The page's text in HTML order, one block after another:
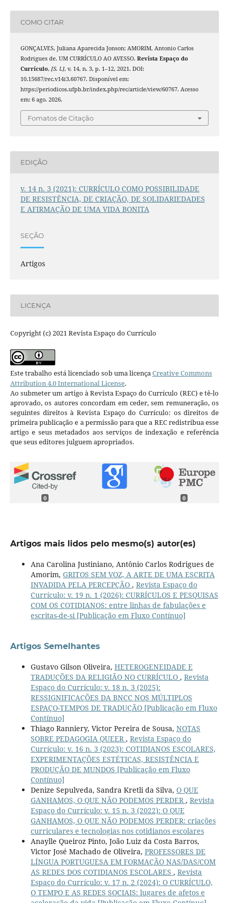
COMO CITAR
GONÇALVES, Juliana Aparecida Jonson; AMORIM, Antonio Carlos
Rodrigues de. UM CURRÍCULO AO AVESSO. Revista Espaço do
Currículo, [S. l.], v. 14, n. 3, p. 1–12, 2021. DOI:
10.15687/rec.v14i3.60767. Disponível em:
https://periodicos.ufpb.br/index.php/rec/article/view/60767. Acesso
em: 6 ago. 2026.
Fomatos de Citação
EDIÇÃO
v. 14 n. 3 (2021): CURRÍCULO COMO POSSIBILIDADE
DE RESISTÊNCIA, DE CRIAÇÃO, DE SOLIDARIEDADES
E AFIRMAÇÃO DE UMA VIDA BONITA
SEÇÃO
Artigos
LICENÇA
Copyright (c) 2021 Revista Espaço do Currículo
Este trabalho está licenciado sob uma licençaCreative Commons
Attribution 4.0 International License.
Ao submeter um artigo à Revista Espaço do Currículo (REC) e tê-lo
aprovado, os autores concordam em ceder, sem remuneração, os
seguintes direitos à Revista Espaço do Currículo: os direitos de
primeira publicação e a permissão para que a REC redistribua esse
artigo e seus metadados aos serviços de indexação e referência
que seus editores julguem apropriados.
0 0
Artigos mais lidos pelo mesmo(s) autor(es)
Ana Carolina Justiniano, Antônio Carlos Rodrigues de
Amorim, GRITOS SEM VOZ, A ARTE DE UMA ESCRITA
INVADIDA PELA PERCEPÇÃO , Revista Espaço do
Currículo: v. 19 n. 1 (2026): CURRÍCULOS E PESQUISAS
COM OS COTIDIANOS: entre linhas de fabulações e
escritas-de-si [Publicação em Fluxo Contínuo]
Artigos Semelhantes
Gustavo Gilson Oliveira, HETEROGENEIDADE E
TRADUÇÕES DA RELIGIÃO NO CURRÍCULO , Revista
Espaço do Currículo: v. 18 n. 3 (2025):
RESSIGNIFICAÇÕES DA BNCC NOS MÚLTIPLOS
ESPAÇO-TEMPOS DE TRADUÇÃO [Publicação em Fluxo
Contínuo]
Thiago Ranniery, Victor Pereira de Sousa, NOTAS
SOBRE PEDAGOGIA QUEER , Revista Espaço do
Currículo: v. 16 n. 3 (2023): COTIDIANOS ESCOLARES,
EXPERIMENTAÇÕES ESTÉTICAS, RESISTÊNCIA E
PRODUÇÃO DE MUNDOS [Publicação em Fluxo
Contínuo]
Denize Sepulveda, Sandra Kretli da Silva, O QUE
GANHAMOS, O QUE NÃO PODEMOS PERDER , Revista
Espaço do Currículo: v. 15 n. 3 (2022): O QUE
GANHAMOS, O QUE NÃO PODEMOS PERDER: criações
curriculares e tecnologias nos cotidianos escolares
Anaylle Queiroz Pinto, João Luiz da Costa Barros,
Victor José Machado de Oliveira, PROFESSORES DE
LÍNGUA PORTUGUESA EM FORMAÇÃO NAS/DAS/COM
AS REDES DOS COTIDIANOS ESCOLARES , Revista
Espaço do Currículo: v. 17 n. 2 (2024): O CURRÍCULO,
O TEMPO E AS REDES SOCIAIS: lugares de afetos e